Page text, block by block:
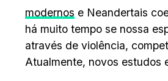
modernos e Neandertais
há muito tempo se nossa
através de violência,
Atualmente, novos estudos